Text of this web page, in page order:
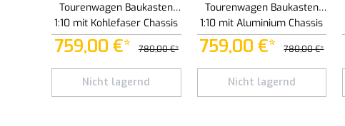
Tourenwagen Baukasten
1:10 mit Kohlefaser Chassis
759,00 €* 780,00 €*
Nicht lagernd
Tourenwagen Baukasten
1:10 mit Aluminium Chassis
759,00 €* 780,00 €*
Nicht lagernd